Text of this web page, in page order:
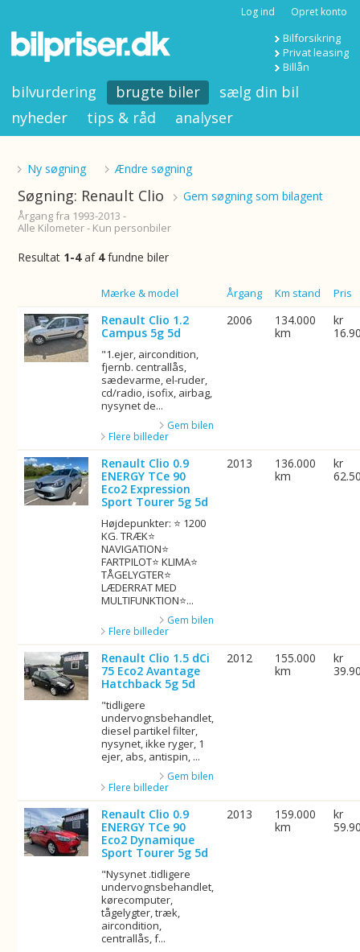
Log ind Opret konto
Bilforsikring
Privat leasing
Billån
bilvurdering brugte biler
sælg din bil
nyheder
tips & råd analyser
Ny søgning Ændre søgning
Søgning: Renault Clio Gem søgning som bilagent
Årgang fra 1993-2013 -
Alle Kilometer - Kun personbiler
Resultat 1-4af 4fundne biler
Mærke & model Årgang Km stand Pris
Renault Clio 1.2
Campus 5g 5d
"1.ejer, aircondition,
fjernb. centrallås,
sædevarme, el-ruder,
cd/radio, isofix, airbag,
nysynet de...
Gem bilen
Flere billeder
2006
134.000
km
kr
Renault Clio 0.9
ENERGY TCe 90
Eco2 Expression
Sport Tourer 5g 5d
Højdepunkter: ⭐ 1200
KG. TRÆK⭐
NAVIGATION⭐
FARTPILOT⭐ KLIMA⭐
TÅGELYGTER⭐
LÆDERRAT MED
MULTIFUNKTION⭐...
Gem bilen
Flere billeder
2013
136.000
km
kr
Renault Clio 1.5 dCi
75 Eco2 Avantage
Hatchback 5g 5d
"tidligere
undervognsbehandlet,
diesel partikel filter,
nysynet, ikke ryger, 1
ejer, abs, antispin, ...
Gem bilen
Flere billeder
2012
155.000
km
kr
Renault Clio 0.9
ENERGY TCe 90
Eco2 Dynamique
Sport Tourer 5g 5d
"Nysynet .tidligere
undervognsbehandlet,
kørecomputer,
tågelygter, træk,
aircondition,
centrallås, f...
2013
159.000
km
kr